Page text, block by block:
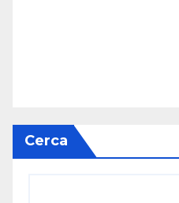
Cerca